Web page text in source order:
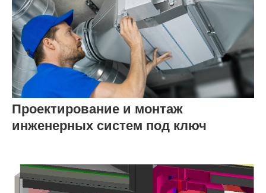
Проектирование и монтаж
инженерных систем под ключ